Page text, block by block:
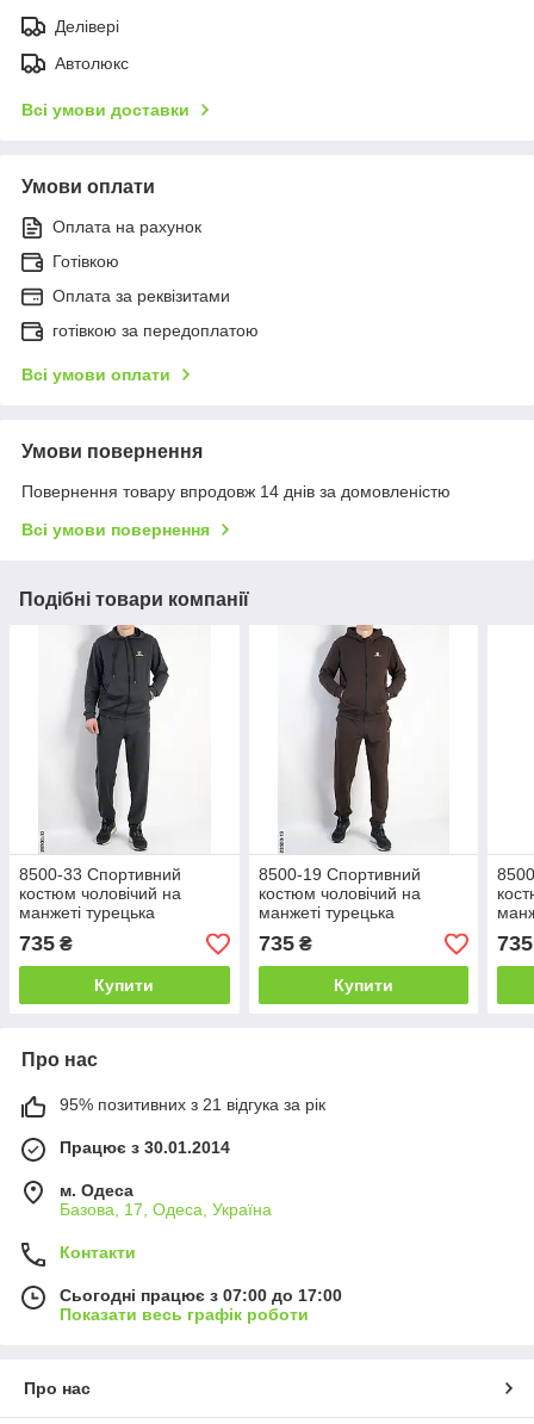
Делівері
Автолюкс
Всі умови доставки
Умови оплати
Оплата на рахунок
Готівкою
Оплата за реквізитами
готівкою за передоплатою
Всі умови оплати
Умови повернення
Повернення товару впродовж 14 днів за домовленістю
Всі умови повернення
Подібні товари компанії
8500-33 Спортивний
костюм чоловічий на
манжеті турецька
двонитка норма (5 од:
48,50,52,54,56)
735 ₴
Купити
8500-19 Спортивний
костюм чоловічий на
манжеті турецька
двонитка норма (5 од:
48,50,52,54,56)
735₴
Купити
735
Про нас
95% позитивних з 21 відгука за рік
Працює з 30.01.2014
м. Одеса
Базова, 17, Одеса, Україна
Контакти
Сьогодні працює з 07:00 до 17:00
Показати весь графік роботи
Про нас